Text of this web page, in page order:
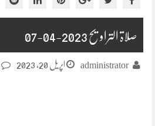
صلاۃ التراویح 2023-04-07
administrator اپریل 20, 2023